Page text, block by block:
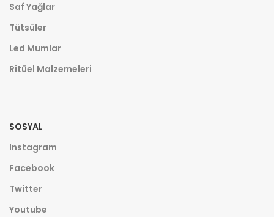
Saf Yağlar
Tütsüler
Led Mumlar
Ritüel Malzemeleri
SOSYAL
Instagram
Facebook
Twitter
Youtube